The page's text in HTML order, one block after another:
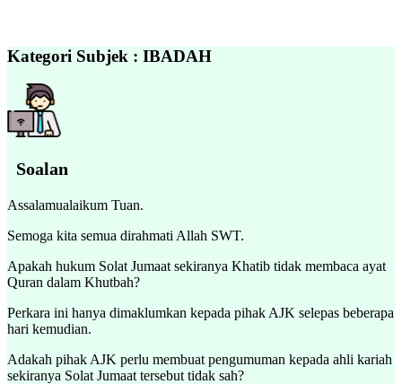
Kategori Subjek : IBADAH
Soalan
Assalamualaikum Tuan.
Semoga kita semua dirahmati Allah SWT.
Apakah hukum Solat Jumaat sekiranya Khatib tidak membaca ayat
Quran dalam Khutbah?
Perkara ini hanya dimaklumkan kepada pihak AJK selepas beberapa
hari kemudian.
Adakah pihak AJK perlu membuat pengumuman kepada ahli kariah
sekiranya Solat Jumaat tersebut tidak sah?